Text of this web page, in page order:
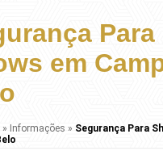
Para
em
» Informações » Segurança Para